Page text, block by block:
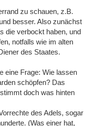
zu schauen, z.B.
besser. Also zunächst
die verbockt haben, und
notfalls wie im alten
des Staates.
eine Frage: Wie lassen
schöpfen? Das
doch was hinten
des Adels, sogar
(Was einer hat,